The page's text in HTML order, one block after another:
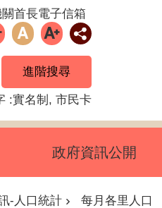
首長電子信箱
進階搜尋
實名制 市民卡
政府資訊公開
-人口統計 每月各里人口